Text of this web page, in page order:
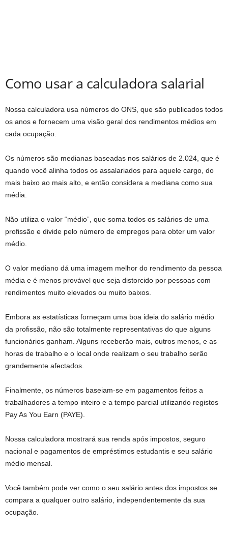
Como usar a calculadora salarial
Nossa calculadora usa números do ONS, que são publicados todos
os anos e fornecem uma visão geral dos rendimentos médios em
cada ocupação.
Os números são medianas baseadas nos salários de 2.024, que é
quando você alinha todos os assalariados para aquele cargo, do
mais baixo ao mais alto, e então considera a mediana como sua
média.
Não utiliza o valor “médio”, que soma todos os salários de uma
profissão e divide pelo número de empregos para obter um valor
médio.
O valor mediano dá uma imagem melhor do rendimento da pessoa
média e é menos provável que seja distorcido por pessoas com
rendimentos muito elevados ou muito baixos.
Embora as estatísticas forneçam uma boa ideia do salário médio
da profissão, não são totalmente representativas do que alguns
funcionários ganham. Alguns receberão mais, outros menos, e as
horas de trabalho e o local onde realizam o seu trabalho serão
grandemente afectados.
Finalmente, os números baseiam-se em pagamentos feitos a
trabalhadores a tempo inteiro e a tempo parcial utilizando registos
Pay As You Earn (PAYE).
Nossa calculadora mostrará sua renda após impostos, seguro
nacional e pagamentos de empréstimos estudantis e seu salário
médio mensal.
Você também pode ver como o seu salário antes dos impostos se
compara a qualquer outro salário, independentemente da sua
ocupação.